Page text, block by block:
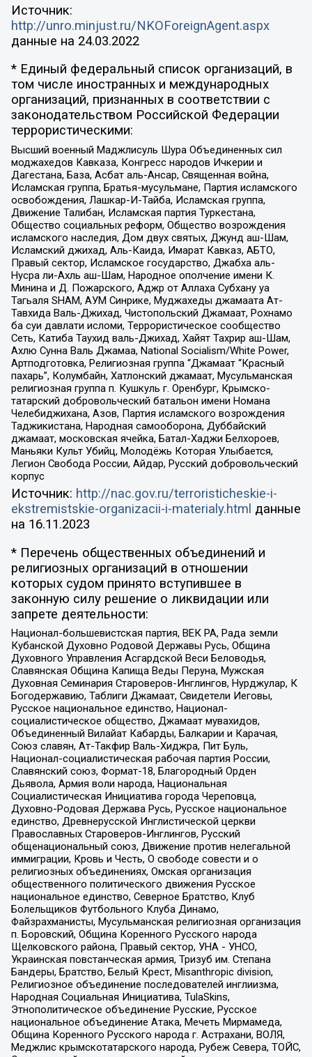
Источник:
http://unro.minjust.ru/NKOForeignAgent.aspx
данные на 24.03.2022
* Единый федеральный список организаций, в
том числе иностранных и международных
организаций, признанных в соответствии с
законодательством Российской Федерации
террористическими:
Высший военный Маджлисуль Шура Объединенных сил
моджахедов Кавказа, Конгресс народов Ичкерии и
Дагестана, База, Асбат аль-Ансар, Священная война,
Исламская группа, Братья-мусульмане, Партия исламского
освобождения, Лашкар-И-Тайба, Исламская группа,
Движение Талибан, Исламская партия Туркестана,
Общество социальных реформ, Общество возрождения
исламского наследия, Дом двух святых, Джунд аш-Шам,
Исламский джихад, Аль-Каида, Имарат Кавказ, АБТО,
Правый сектор, Исламское государство, Джабха аль-
Нусра ли-Ахль аш-Шам, Народное ополчение имени К.
Минина и Д. Пожарского, Аджр от Аллаха Субхану уа
Тагьаля SHAM, АУМ Синрике, Муджахеды джамаата Ат-
Тавхида Валь-Джихад, Чистопольский Джамаат, Рохнамо
ба суи давлати исломи, Террористическое сообщество
Сеть, Катиба Таухид валь-Джихад, Хайят Тахрир аш-Шам,
Ахлю Сунна Валь Джамаа, National Socialism/White Power,
Артподготовка, Религиозная группа “Джамаат “Красный
пахарь”, Колумбайн, Хатлонский джамаат, Мусульманская
религиозная группа п. Кушкуль г. Оренбург, Крымско-
татарский добровольческий батальон имени Номана
Челебиджихана, Азов, Партия исламского возрождения
Таджикистана, Народная самооборона, Дуббайский
джамаат, московская ячейка, Батал-Хаджи Белхороев,
Маньяки Культ Убийц, Молодёжь Которая Улыбается,
Легион Свобода России, Айдар, Русский добровольческий
корпус
Источник: http://nac.gov.ru/terroristicheskie-i-
ekstremistskie-organizacii-i-materialy.html данные
на 16.11.2023
* Перечень общественных объединений и
религиозных организаций в отношении
которых судом принято вступившее в
законную силу решение о ликвидации или
запрете деятельности:
Национал-большевистская партия, ВЕК РА, Рада земли
Кубанской Духовно Родовой Державы Русь, Община
Духовного Управления Асгардской Веси Беловодья,
Славянская Община Капища Веды Перуна, Мужская
Духовная Семинария Староверов-Инглингов, Нурджулар, К
Богодержавию, Таблиги Джамаат, Свидетели Иеговы,
Русское национальное единство, Национал-
социалистическое общество, Джамаат мувахидов,
Объединенный Вилайат Кабарды, Балкарии и Карачая,
Союз славян, Ат-Такфир Валь-Хиджра, Пит Буль,
Национал-социалистическая рабочая партия России,
Славянский союз, Формат-18, Благородный Орден
Дьявола, Армия воли народа, Национальная
Социалистическая Инициатива города Череповца,
Духовно-Родовая Держава Русь, Русское национальное
единство, Древнерусской Инглистической церкви
Православных Староверов-Инглингов, Русский
общенациональный союз, Движение против нелегальной
иммиграции, Кровь и Честь, О свободе совести и о
религиозных объединениях, Омская организация
общественного политического движения Русское
национальное единство, Северное Братство, Клуб
Болельщиков Футбольного Клуба Динамо,
Файзрахманисты, Мусульманская религиозная организация
п. Боровский, Община Коренного Русского народа
Щелковского района, Правый сектор, УНА - УНСО,
Украинская повстанческая армия, Тризуб им. Степана
Бандеры, Братство, Белый Крест, Misanthropic division,
Религиозное объединение последователей инглиизма,
Народная Социальная Инициатива, TulaSkins,
Этнополитическое объединение Русские, Русское
национальное объединение Атака, Мечеть Мирмамеда,
Община Коренного Русского народа г. Астрахани, ВОЛЯ,
Меджлис крымскотатарского народа, Рубеж Севера, ТОЙС,